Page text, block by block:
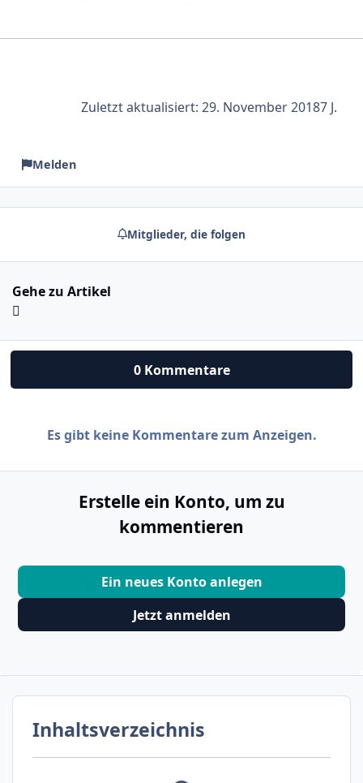
Zuletzt aktualisiert: 29. November 20187 J.
Melden
Mitglieder, die folgen
Gehe zu Artikel
0 Kommentare
Es gibt keine Kommentare zum Anzeigen.
Erstelle ein Konto, um zu
kommentieren
Ein neues Konto anlegen
Jetzt anmelden
Inhaltsverzeichnis